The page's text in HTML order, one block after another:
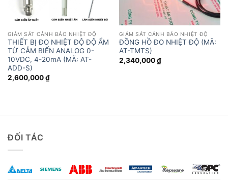
GIÁM SÁT CẢNH BÁO NHIỆT ĐỘ
THIẾT BỊ ĐO NHIỆT ĐỘ ĐỘ ẨM
TỪ CẢM BIẾN ANALOG 0-
10VDC, 4-20mA (MÃ: AT-
ADD-S)
2,600,000₫
GIÁM SÁT CẢNH BÁO NHIỆT ĐỘ
ĐỒNG HỒ ĐO NHIỆT ĐỘ (MÃ:
AT-TMTS)
2,340,000₫
ĐỐI TÁC